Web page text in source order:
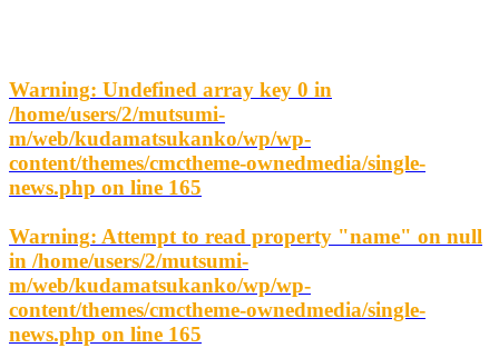
Warning: Undefined array key 0 in
/home/users/2/mutsumi-
m/web/kudamatsukanko/wp/wp-
content/themes/cmctheme-ownedmedia/single-
news.php on line 165
Warning: Attempt to read property "name" on null
in /home/users/2/mutsumi-
m/web/kudamatsukanko/wp/wp-
content/themes/cmctheme-ownedmedia/single-
news.php on line 165